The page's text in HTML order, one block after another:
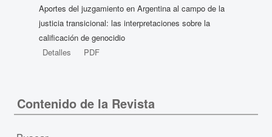
Aportes del juzgamiento en Argentina al campo de la
justicia transicional: las interpretaciones sobre la
calificación de genocidio
Detalles
PDF
Contenido de la Revista